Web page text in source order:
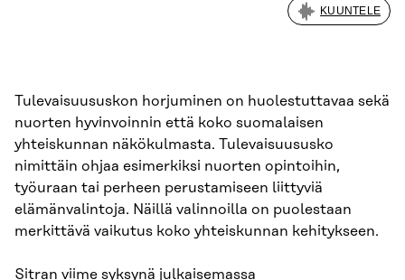
KUUNTELE
Tulevaisuususkon horjuminen on huolestuttavaa sekä
nuorten hyvinvoinnin että koko suomalaisen
yhteiskunnan näkökulmasta. Tulevaisuususko
nimittäin ohjaa esimerkiksi nuorten opintoihin,
työuraan tai perheen perustamiseen liittyviä
elämänvalintoja. Näillä valinnoilla on puolestaan
merkittävä vaikutus koko yhteiskunnan kehitykseen.
Sitran viime syksynä julkaisemassa